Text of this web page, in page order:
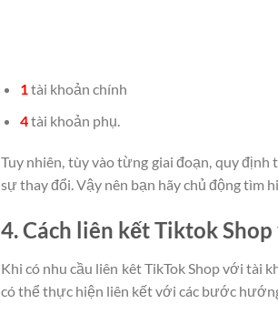
1tài khoản chính
4tài khoản phụ.
Tuy nhiên, tùy vào từng giai đoạn, quy
sự thay đổi. Vậy nên bạn hãy chủ động tìm
4. Cách liên kết Tiktok
Khi có nhu cầu liên kêt TikTok Shop với tài
có thể thực hiện liên kết với các bước